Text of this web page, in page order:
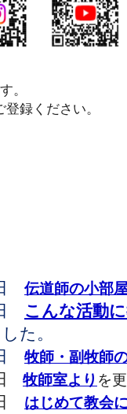
。
録ください。
伝道師の小部
こんな活動
た。
牧師・副牧師
牧師室より を
はじめて教会